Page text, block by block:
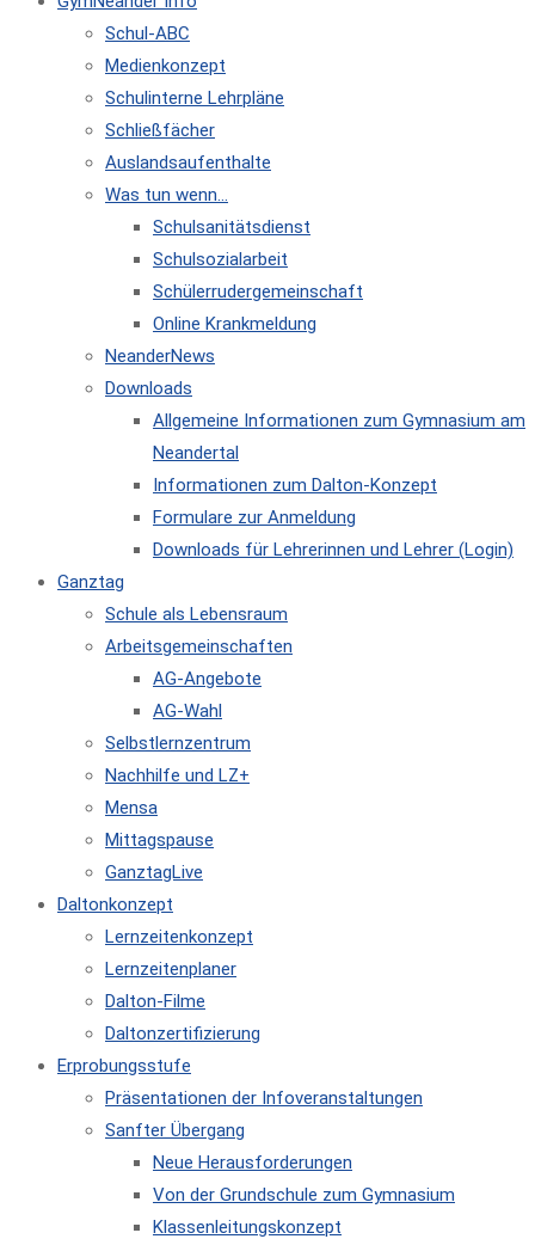
Schul-ABC
Medienkonzept
Schulinterne Lehrpläne
Schließfächer
Auslandsaufenthalte
Was tun wenn…
Schulsanitätsdienst
Schulsozialarbeit
Schülerrudergemeinschaft
Online Krankmeldung
NeanderNews
Downloads
Allgemeine Informationen zum Gymnasium am
Neandertal
Informationen zum Dalton-Konzept
Formulare zur Anmeldung
Downloads für Lehrerinnen und Lehrer (Login)
Ganztag
Schule als Lebensraum
Arbeitsgemeinschaften
AG-Angebote
AG-Wahl
Selbstlernzentrum
Nachhilfe und LZ+
Mensa
Mittagspause
GanztagLive
Daltonkonzept
Lernzeitenkonzept
Lernzeitenplaner
Dalton-Filme
Daltonzertifizierung
Erprobungsstufe
Präsentationen der Infoveranstaltungen
Sanfter Übergang
Neue Herausforderungen
Von der Grundschule zum Gymnasium
Klassenleitungskonzept